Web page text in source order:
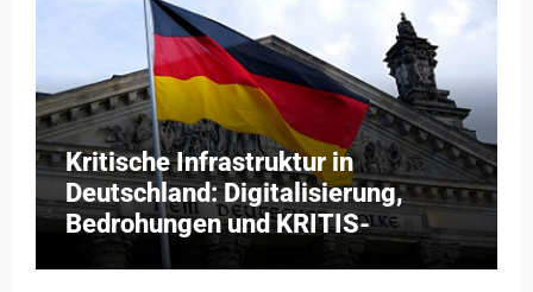
Kritische Infrastruktur in
Deutschland: Digitalisierung,
Bedrohungen und KRITIS-
Dachgesetz 2026